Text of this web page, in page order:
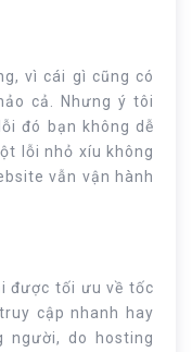
vì cái gì cũng có
cả. Nhưng ý tôi
đó bạn không dễ
lỗi nhỏ xíu không
vẫn vận hành
được tối ưu về tốc
cập nhanh hay
người, do hosting